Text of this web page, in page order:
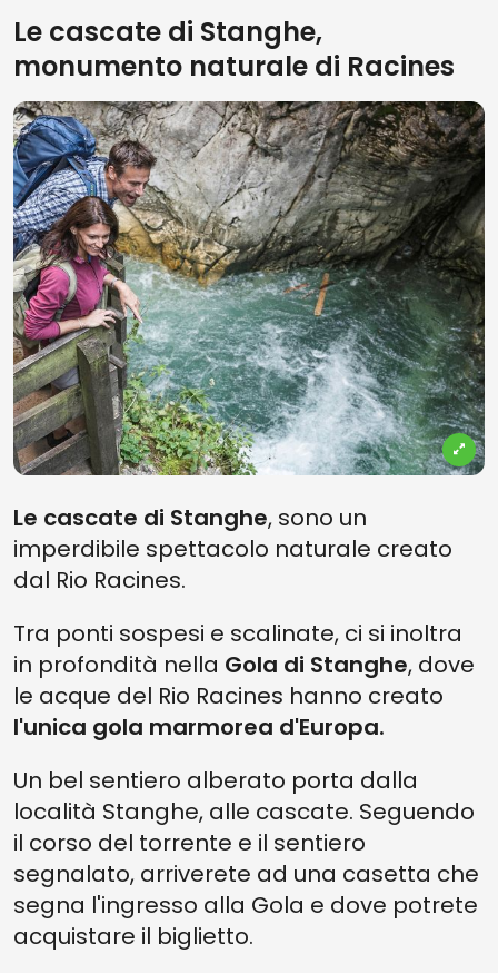
Le cascate di Stanghe,
monumento naturale di Racines
Le cascate di Stanghe, sono un
imperdibile spettacolo naturale creato
dal Rio Racines.
Tra ponti sospesi e scalinate, ci si inoltra
in profondità nella Gola di Stanghe, dove
le acque del Rio Racines hanno creato
l'unica gola marmorea d'Europa.
Un bel sentiero alberato porta dalla
località Stanghe, alle cascate. Seguendo
il corso del torrente e il sentiero
segnalato, arriverete ad una casetta che
segna l'ingresso alla Gola e dove potrete
acquistare il biglietto.